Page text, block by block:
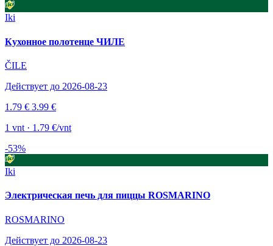
Iki
Кухонное полотенце ЧИЛЕ
ČILE
Действует до 2026-08-23
1.79 € 3.99 €
1 vnt · 1.79 €/vnt
-53%
Iki
Электрическая печь для пиццы ROSMARINO
ROSMARINO
Действует до 2026-08-23